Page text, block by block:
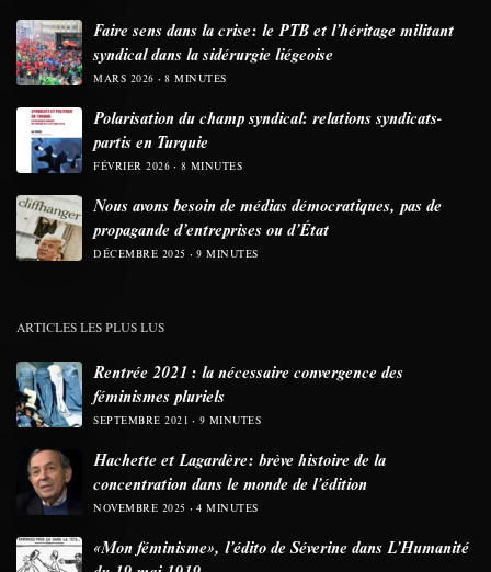
Faire sens dans la crise: le PTB et l’héritage militant
syndical dans la sidérurgie liégeoise
MARS 2026 8 MINUTES
Polarisation du champ syndical: relations syndicats-
partis en Turquie
FÉVRIER 2026 8 MINUTES
Nous avons besoin de médias démocratiques, pas de
propagande d’entreprises ou d’État
DÉCEMBRE 2025 9 MINUTES
ARTICLES LES PLUS LUS
Rentrée 2021 : la nécessaire convergence des
féminismes pluriels
SEPTEMBRE 2021 9 MINUTES
Hachette et Lagardère: brève histoire de la
concentration dans le monde de l’édition
NOVEMBRE 2025 4 MINUTES
«Mon féminisme», l’édito de Séverine dans L’Humanité